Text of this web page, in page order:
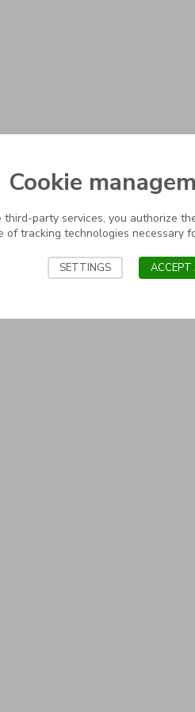
Cookie
third-party services, you authorize
of tracking technologies necessary
SETTINGS ACCEPT